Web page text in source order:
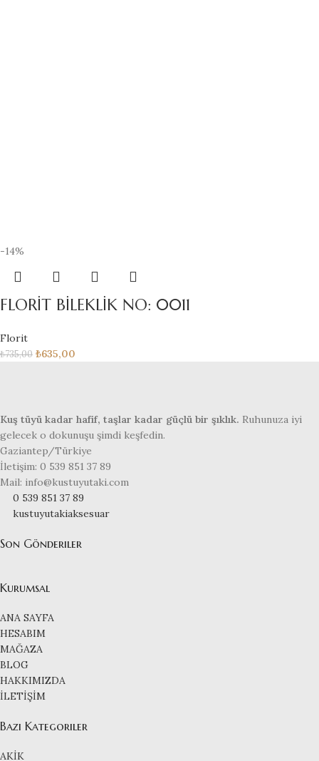
-14%
FLORİT BİLEKLİK NO: 0011
Florit
₺735,00 ₺635,00
Kuş tüyü kadar hafif, taşlar kadar güçlü bir şıklık. Ruhunuza iyi
gelecek o dokunuşu şimdi keşfedin.
Gaziantep/Türkiye
İletişim: 0 539 851 37 89
Mail: info@kustuyutaki.com
0 539 851 37 89
kustuyutakiaksesuar
Son Gönderiler
Kurumsal
ANA SAYFA
HESABIM
MAĞAZA
BLOG
HAKKIMIZDA
İLETİŞİM
Bazı Kategoriler
AKİK